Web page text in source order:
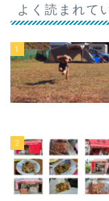
よく読まれて
1
2